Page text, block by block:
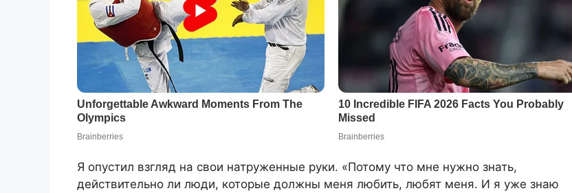
Я опустил взгляд на свои натруженные руки. «Потому что мне нужно знать,
действительно ли люди, которые должны меня любить, любят меня. И я уже знаю